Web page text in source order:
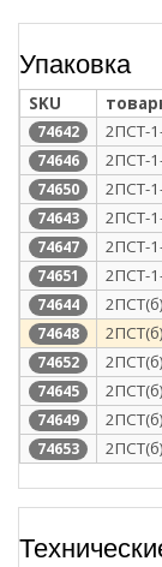
Упаковка
SKU
74642 2ПСТ-
74646 2ПСТ-
74650 2ПСТ-
74643 2ПСТ-
74647 2ПСТ-
74651 2ПСТ-
74644
74648
74652
74645
74649
74653